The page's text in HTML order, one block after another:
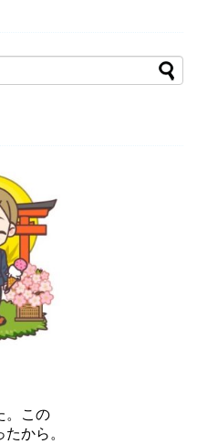
。この
から。